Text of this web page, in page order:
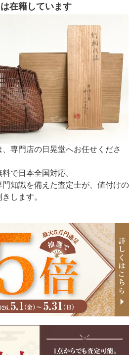
在籍しています
専門店の日晃堂へお任せくださ
で日本全国対応。
知識を備えた査定士が、値付けの
します。